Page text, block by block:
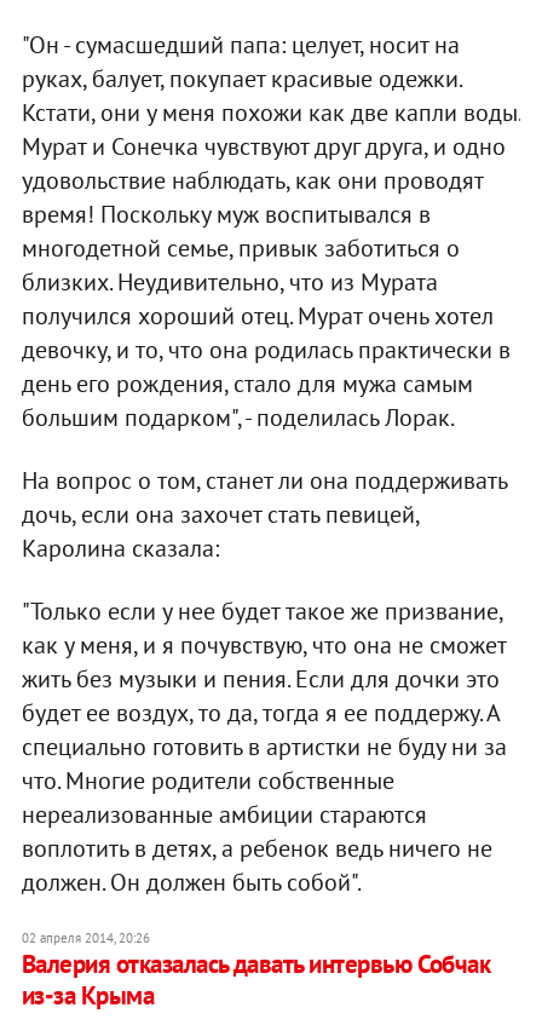
"Он - сумасшедший папа: целует, носит на
руках, балует, покупает красивые одежки.
Кстати, они у меня похожи как две капли воды.
Мурат и Сонечка чувствуют друг друга, и одно
удовольствие наблюдать, как они проводят
время! Поскольку муж воспитывался в
многодетной семье, привык заботиться о
близких. Неудивительно, что из Мурата
получился хороший отец. Мурат очень хотел
девочку, и то, что она родилась практически в
день его рождения, стало для мужа самым
большим подарком", - поделилась Лорак.
На вопрос о том, станет ли она поддерживать
дочь, если она захочет стать певицей,
Каролина сказала:
"Только если у нее будет такое же призвание,
как у меня, и я почувствую, что она не сможет
жить без музыки и пения. Если для дочки это
будет ее воздух, то да, тогда я ее поддержу. А
специально готовить в артистки не буду ни за
что. Многие родители собственные
нереализованные амбиции стараются
воплотить в детях, а ребенок ведь ничего не
должен. Он должен быть собой".
02 апреля 2014, 20:26
Валерия отказалась давать интервью Собчак
из-за Крыма